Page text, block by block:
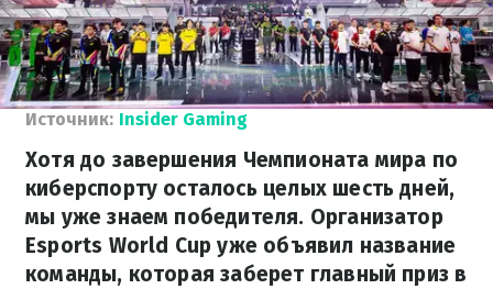
Источник: Insider Gaming
Хотя до завершения Чемпионата мира по
киберспорту осталось целых шесть дней,
мы уже знаем победителя. Организатор
Esports World Cup уже объявил название
команды, которая заберет главный приз в